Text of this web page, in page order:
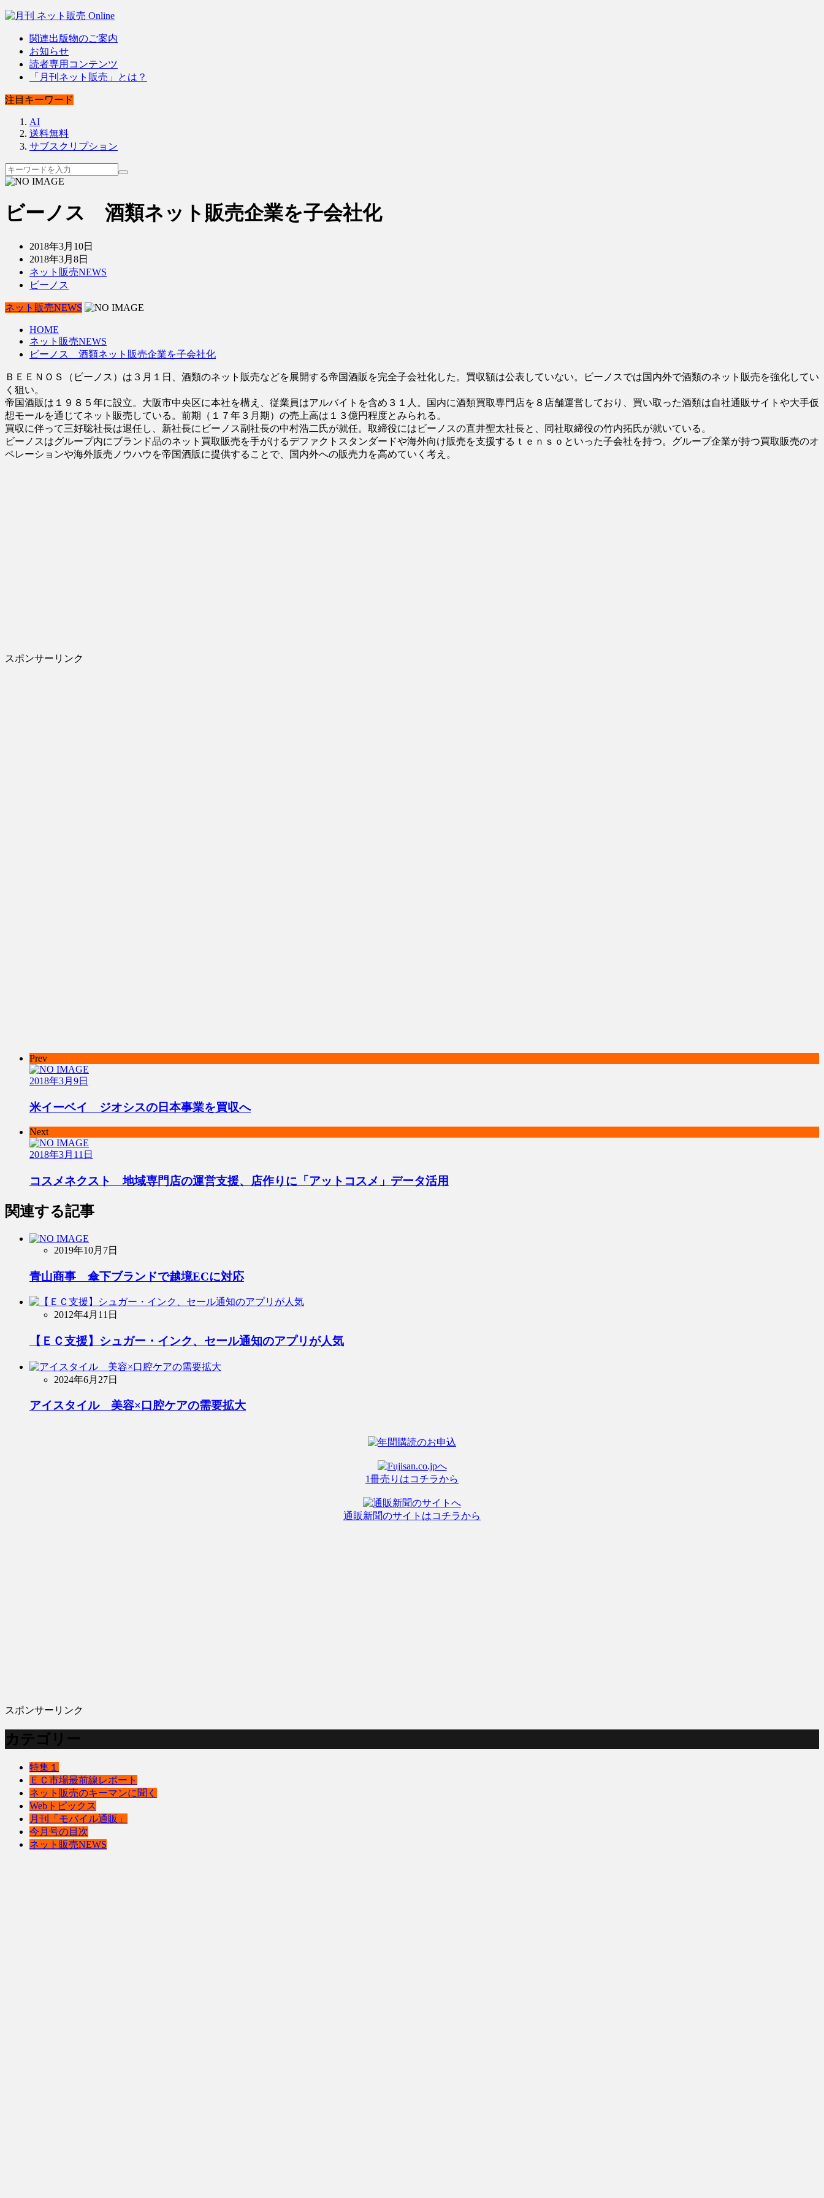
関連出版物のご案内
お知らせ
読者専用コンテンツ
「月刊ネット販売」とは？
注目キーワード
AI
送料無料
サブスクリプション
ビーノス 酒類ネット販売企業を子会社化
2018年3月10日
2018年3月8日
ネット販売NEWS
ビーノス
ネット販売NEWS
HOME
ネット販売NEWS
ビーノス 酒類ネット販売企業を子会社化
ＢＥＥＮＯＳ（ビーノス）は３月１日、酒類のネット販売などを展開する帝国酒販を完全子会社化した。買収額は公表していない。ビーノスでは国内外で酒類のネット販売を強化してい
く狙い。
帝国酒販は１９８５年に設立。大阪市中央区に本社を構え、従業員はアルバイトを含め３１人。国内に酒類買取専門店を８店舗運営しており、買い取った酒類は自社通販サイトや大手仮
想モールを通じてネット販売している。前期（１７年３月期）の売上高は１３億円程度とみられる。
買収に伴って三好聡社長は退任し、新社長にビーノス副社長の中村浩二氏が就任。取締役にはビーノスの直井聖太社長と、同社取締役の竹内拓氏が就いている。
ビーノスはグループ内にブランド品のネット買取販売を手がけるデファクトスタンダードや海外向け販売を支援するｔｅｎｓｏといった子会社を持つ。グループ企業が持つ買取販売のオ
ペレーションや海外販売ノウハウを帝国酒販に提供することで、国内外への販売力を高めていく考え。
スポンサーリンク
Prev
2018年3月9日
米イーベイ ジオシスの日本事業を買収へ
Next
2018年3月11日
コスメネクスト 地域専門店の運営支援、店作りに「アットコスメ」データ活用
関連する記事
2019年10月7日
青山商事 傘下ブランドで越境ECに対応
2012年4月11日
【ＥＣ支援】シュガー・インク、セール通知のアプリが人気
2024年6月27日
アイスタイル 美容×口腔ケアの需要拡大
1冊売りはコチラから
通販新聞のサイトはコチラから
スポンサーリンク
カテゴリー
特集１
ＥＣ市場最前線レポート
ネット販売のキーマンに聞く
Webトピックス
月刊「モバイル通販」
今月号の目次
ネット販売NEWS